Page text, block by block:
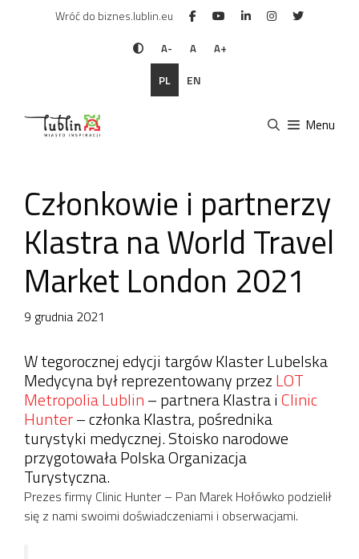
Wróć do biznes.lublin.eu
A- A A+
PL EN
Menu
Członkowie i partnerzy
Klastra na World Travel
Market London 2021
9 grudnia 2021
W tegorocznej edycji targów Klaster Lubelska
Medycyna był reprezentowany przezLOT
Metropolia Lublin– partnera Klastra iClinic
Hunter– członka Klastra, pośrednika
turystyki medycznej. Stoisko narodowe
przygotowała Polska Organizacja
Turystyczna.
Prezes firmy Clinic Hunter – Pan Marek Hołówko podzielił
się z nami swoimi doświadczeniami i obserwacjami.